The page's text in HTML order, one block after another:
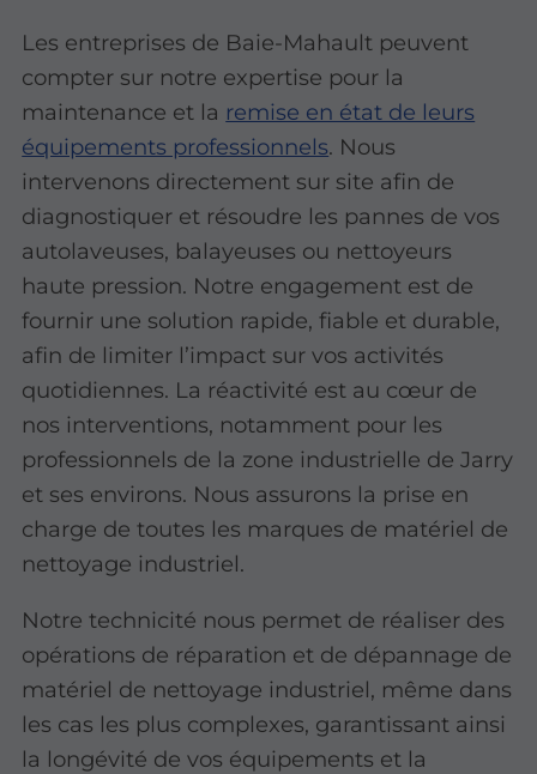
Les entreprises de Baie-Mahault peuvent
compter sur notre expertise pour la
maintenance et la remise en état de leurs
équipements professionnels. Nous
intervenons directement sur site afin de
diagnostiquer et résoudre les pannes de vos
autolaveuses, balayeuses ou nettoyeurs
haute pression. Notre engagement est de
fournir une solution rapide, fiable et durable,
afin de limiter l’impact sur vos activités
quotidiennes. La réactivité est au cœur de
nos interventions, notamment pour les
professionnels de la zone industrielle de Jarry
et ses environs. Nous assurons la prise en
charge de toutes les marques de matériel de
nettoyage industriel.
Notre technicité nous permet de réaliser des
opérations de réparation et de dépannage de
matériel de nettoyage industriel, même dans
les cas les plus complexes, garantissant ainsi
la longévité de vos équipements et la